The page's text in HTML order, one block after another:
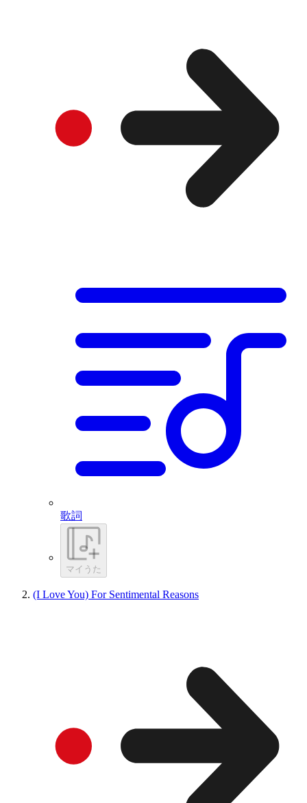
歌詞
マイうた
(I Love You) For Sentimental Reasons